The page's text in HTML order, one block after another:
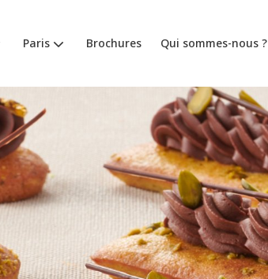
Paris Brochures Qui sommes-nous ?